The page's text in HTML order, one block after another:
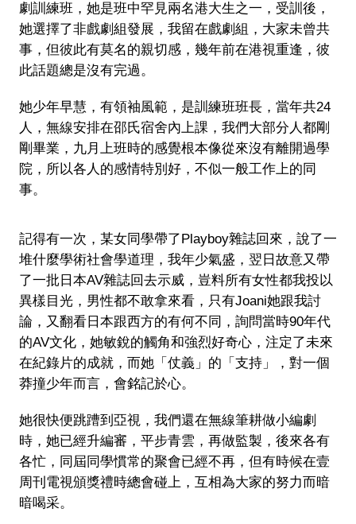
劇訓練班，她是班中罕見兩名港大生之一，受訓後，
她選擇了非戲劇組發展，我留在戲劇組，大家未曾共
事，但彼此有莫名的親切感，幾年前在港視重逢，彼
此話題總是沒有完過。
她少年早慧，有領袖風範，是訓練班班長，當年共24
人，無線安排在邵氏宿舍內上課，我們大部分人都剛
剛畢業，九月上班時的感覺根本像從來沒有離開過學
院，所以各人的感情特別好，不似一般工作上的同
事。
記得有一次，某女同學帶了 Playboy雜誌回來，說了一
堆什麼學術社會學道理，我年少氣盛，翌日故意又帶
了一批日本AV雜誌回去示威，豈料所有女性都我投以
異樣目光，男性都不敢拿來看，只有Joani她跟我討
論，又翻看日本跟西方的有何不同，詢問當時90年代
的AV文化，她敏銳的觸角和強烈好奇心，注定了未來
在紀錄片的成就，而她「仗義」的「支持」，對一個
莽撞少年而言，會銘記於心。
她很快便跳蹧到亞視，我們還在無線筆耕做小編劇
時，她已經升編審，平步青雲，再做監製，後來各有
各忙，同屆同學慣常的聚會已經不再，但有時候在壹
周刊電視頒獎禮時總會碰上，互相為大家的努力而暗
暗喝采。